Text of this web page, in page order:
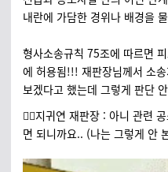
내란에 가담한 경위나 배경을
형사소송규칙 75조에 따르면
에 허용됨!!! 재판장님께서 소
보겠다고 했는데 그렇게 판단
🧑‍⚖️지귀연 재판장 : 아니 관련
면 되니까요.. (나는 그렇게 안